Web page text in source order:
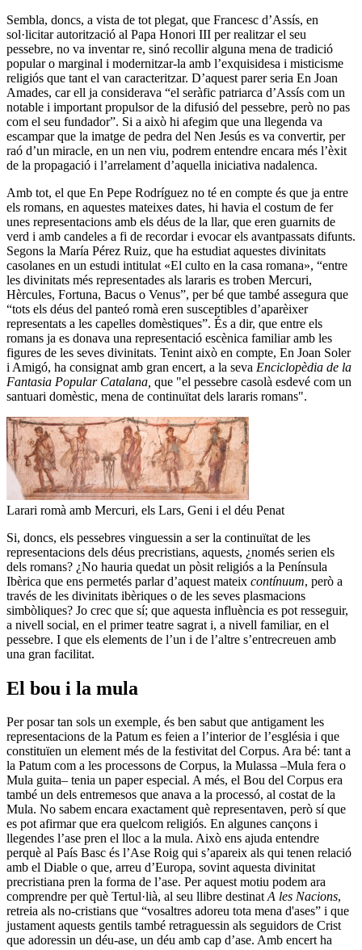
Sembla, doncs, a vista de tot plegat, que Francesc d’Assís, en
sol·licitar autorització al Papa Honori III per realitzar el seu
pessebre, no va inventar re, sinó recollir alguna mena de tradició
popular o marginal i modernitzar-la amb l’exquisidesa i misticisme
religiós que tant el van caracteritzar. D’aquest parer seria En Joan
Amades, car ell ja considerava “el seràfic patriarca d’Assís com un
notable i important propulsor de la difusió del pessebre, però no pas
com el seu fundador”. Si a això hi afegim que una llegenda va
escampar que la imatge de pedra del Nen Jesús es va convertir, per
raó d’un miracle, en un nen viu, podrem entendre encara més l’èxit
de la propagació i l’arrelament d’aquella iniciativa nadalenca.
Amb tot, el que En Pepe Rodríguez no té en compte és que ja entre
els romans, en aquestes mateixes dates, hi havia el costum de fer
unes representacions amb els déus de la llar, que eren guarnits de
verd i amb candeles a fi de recordar i evocar els avantpassats difunts.
Segons la María Pérez Ruiz, que ha estudiat aquestes divinitats
casolanes en un estudi intitulat «El culto en la casa romana», “entre
les divinitats més representades als lararis es troben Mercuri,
Hèrcules, Fortuna, Bacus o Venus”, per bé que també assegura que
“tots els déus del panteó romà eren susceptibles d’aparèixer
representats a les capelles domèstiques”. És a dir, que entre els
romans ja es donava una representació escènica familiar amb les
figures de les seves divinitats. Tenint això en compte, En Joan Soler
i Amigó, ha consignat amb gran encert, a la seva Enciclopèdia de la
Fantasia Popular Catalana, que "el pessebre casolà esdevé com un
santuari domèstic, mena de continuïtat dels lararis romans".
Larari romà amb Mercuri, els Lars, Geni i el déu Penat
Si, doncs, els pessebres vinguessin a ser la continuïtat de les
representacions dels déus precristians, aquests, ¿només serien els
dels romans? ¿No hauria quedat un pòsit religiós a la Península
Ibèrica que ens permetés parlar d’aquest mateix contínuum, però a
través de les divinitats ibèriques o de les seves plasmacions
simbòliques? Jo crec que sí; que aquesta influència es pot resseguir,
a nivell social, en el primer teatre sagrat i, a nivell familiar, en el
pessebre. I que els elements de l’un i de l’altre s’entrecreuen amb
una gran facilitat.
El bou i la mula
Per posar tan sols un exemple, és ben sabut que antigament les
representacions de la Patum es feien a l’interior de l’església i que
constituïen un element més de la festivitat del Corpus. Ara bé: tant a
la Patum com a les processons de Corpus, la Mulassa –Mula fera o
Mula guita– tenia un paper especial. A més, el Bou del Corpus era
també un dels entremesos que anava a la processó, al costat de la
Mula. No sabem encara exactament què representaven, però sí que
es pot afirmar que era quelcom religiós. En algunes cançons i
llegendes l’ase pren el lloc a la mula. Això ens ajuda entendre
perquè al País Basc és l’Ase Roig qui s’apareix als qui tenen relació
amb el Diable o que, arreu d’Europa, sovint aquesta divinitat
precristiana pren la forma de l’ase. Per aquest motiu podem ara
comprendre per què Tertul·lià, al seu llibre destinatA les Nacions,
retreia als no-cristians que “vosaltres adoreu tota mena d'ases” i que
justament aquests gentils també retraguessin als seguidors de Crist
que adoressin un déu-ase, un déu amb cap d’ase. Amb encert ha